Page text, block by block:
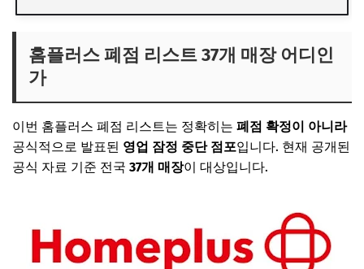
홈플러스 폐점 리스트 37개 매장 어디인
가
이번 홈플러스 폐점 리스트는 정확히는 폐점 확정이 아니라
공식적으로 발표된 영업 잠정 중단 점포입니다. 현재 공개된
공식 자료 기준 전국 37개 매장이 대상입니다.